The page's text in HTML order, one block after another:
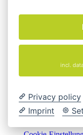
selbständigen
keine Verträge
Hinweis zu
Beschreibungen
Angebot. Gerne
genau nach Ihren
incl.
Privacy policy
Imprint